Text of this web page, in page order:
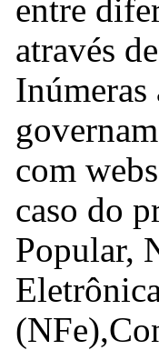
entre
através
Inúmeras
com
caso do
Popular,